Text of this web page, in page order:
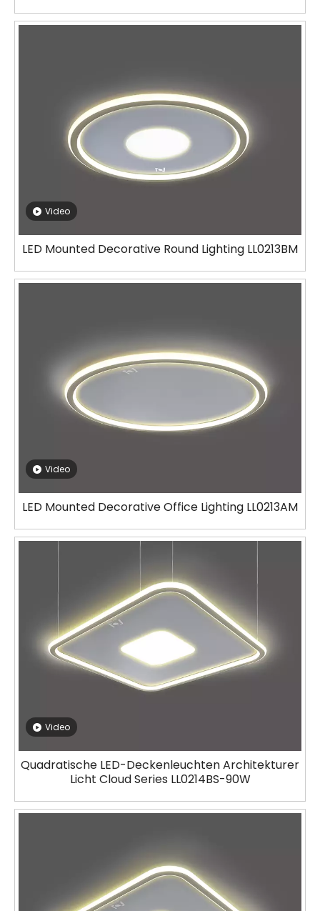
Video
LED Mounted Decorative Round Lighting LL0213BM
Video
LED Mounted Decorative Office Lighting LL0213AM
Video
Quadratische LED-Deckenleuchten Architekturer
Licht Cloud Series LL0214BS-90W